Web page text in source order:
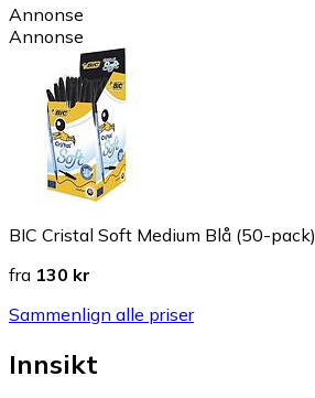
Annonse
Annonse
BIC Cristal Soft Medium Blå (50-pack)
fra 130 kr
Sammenlign alle priser
Innsikt